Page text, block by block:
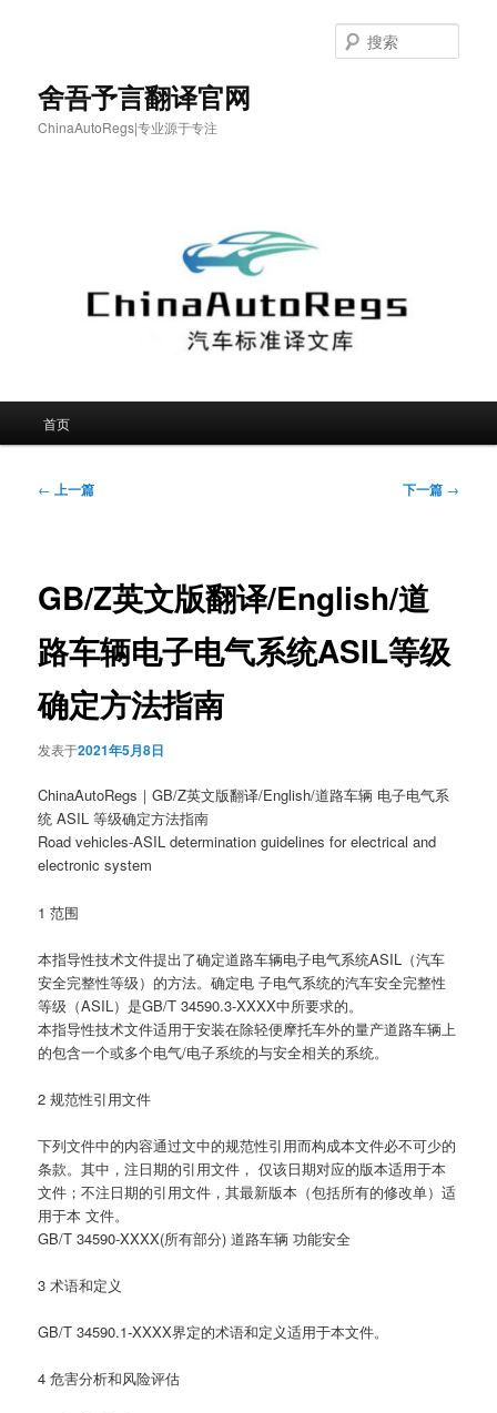
舍吾予言翻译官网
ChinaAutoRegs|专业源于专注
索
首页
文
← 上一篇 下一篇 →
GB/Z英文版翻译/English/道
路车辆电子电气系统ASIL等级
确定方法指南
发表于2021年5月8日
ChinaAutoRegs｜GB/Z英文版翻译/English/道路车辆 电子电气系
统 ASIL 等级确定方法指南
Road vehicles-ASIL determination guidelines for electrical and
electronic system
1 范围
本指导性技术文件提出了确定道路车辆电子电气系统ASIL（汽车
安全完整性等级）的方法。确定电 子电气系统的汽车安全完整性
等级（ASIL）是GB/T 34590.3-XXXX中所要求的。
本指导性技术文件适用于安装在除轻便摩托车外的量产道路车辆上
的包含一个或多个电气/电子系统的与安全相关的系统。
2 规范性引用文件
下列文件中的内容通过文中的规范性引用而构成本文件必不可少的
条款。其中，注日期的引用文件， 仅该日期对应的版本适用于本
文件；不注日期的引用文件，其最新版本（包括所有的修改单）适
用于本 文件。
GB/T 34590-XXXX(所有部分) 道路车辆 功能安全
3 术语和定义
GB/T 34590.1-XXXX界定的术语和定义适用于本文件。
4 危害分析和风险评估